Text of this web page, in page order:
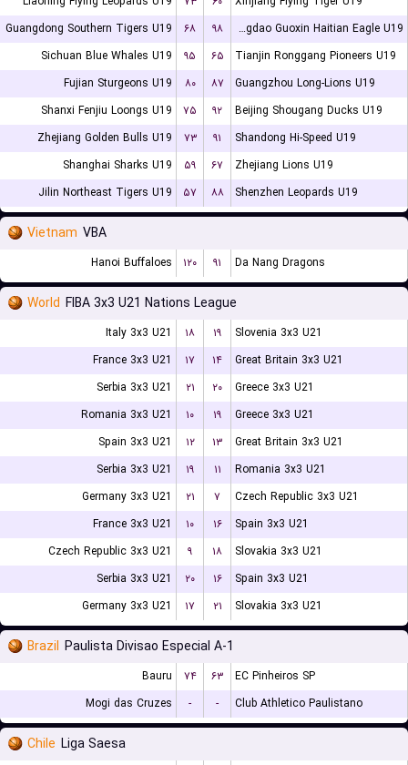
Guangdong Southern Tigers U19
۶۸ ۹۸
Qingdao Guoxin Haitian Eagle U19
Sichuan Blue Whales U19
۹۵ ۶۵
Tianjin Ronggang Pioneers U19
Fujian Sturgeons U19
۸۰ ۸۷
Guangzhou Long-Lions U19
Shanxi Fenjiu Loongs U19
۷۵ ۹۲
Beijing Shougang Ducks U19
Zhejiang Golden Bulls U19
۷۳ ۹۱
Shandong Hi-Speed U19
Shanghai Sharks U19
۵۹ ۶۷
Zhejiang Lions U19
Jilin Northeast Tigers U19
۵۷ ۸۸ Shenzhen Leopards U19
Vietnam VBA
Hanoi Buffaloes ۱۲۰ ۹۱ Da Nang Dragons
World FIBA 3x3 U21 Nations League
Italy 3x3 U21 ۱۸ ۱۹
Slovenia 3x3 U21
France 3x3 U21
۱۷ ۱۴
Great Britain 3x3 U21
Serbia 3x3 U21
۲۱ ۲۰
Greece 3x3 U21
Romania 3x3 U21
۱۰ ۱۹
Greece 3x3 U21
Spain 3x3 U21
۱۲ ۱۳
Great Britain 3x3 U21
Serbia 3x3 U21
۱۹ ۱۱
Romania 3x3 U21
Germany 3x3 U21
۲۱ ۷
Czech Republic 3x3 U21
France 3x3 U21
۱۰ ۱۶
Spain 3x3 U21
Czech Republic 3x3 U21
۹ ۱۸
Slovakia 3x3 U21
Serbia 3x3 U21
۲۰ ۱۶
Spain 3x3 U21
Germany 3x3 U21
۱۷ ۲۱ Slovakia 3x3 U21
Brazil Paulista Divisao Especial A-1
Bauru ۷۴ ۶۳
EC Pinheiros SP
Mogi das Cruzes
- - Club Athletico Paulistano
Chile Liga Saesa